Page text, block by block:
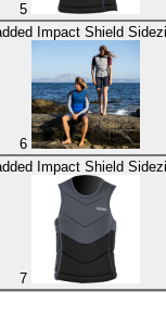
5
Impact Shield Sidezip
6
Impact Shield Sidezip
7